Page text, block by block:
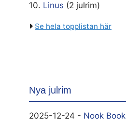
10. Linus (2 julrim)
Se hela topplistan här
Nya julrim
2025-12-24 - Nook Book